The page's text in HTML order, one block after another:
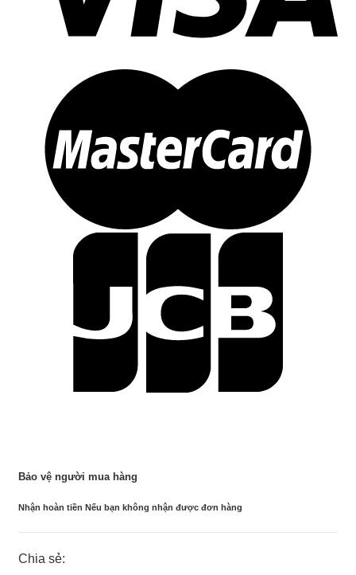
Bảo vệ người mua hàng
Nhận hoàn tiền Nếu bạn không nhận được đơn hàng
Chia sẻ: